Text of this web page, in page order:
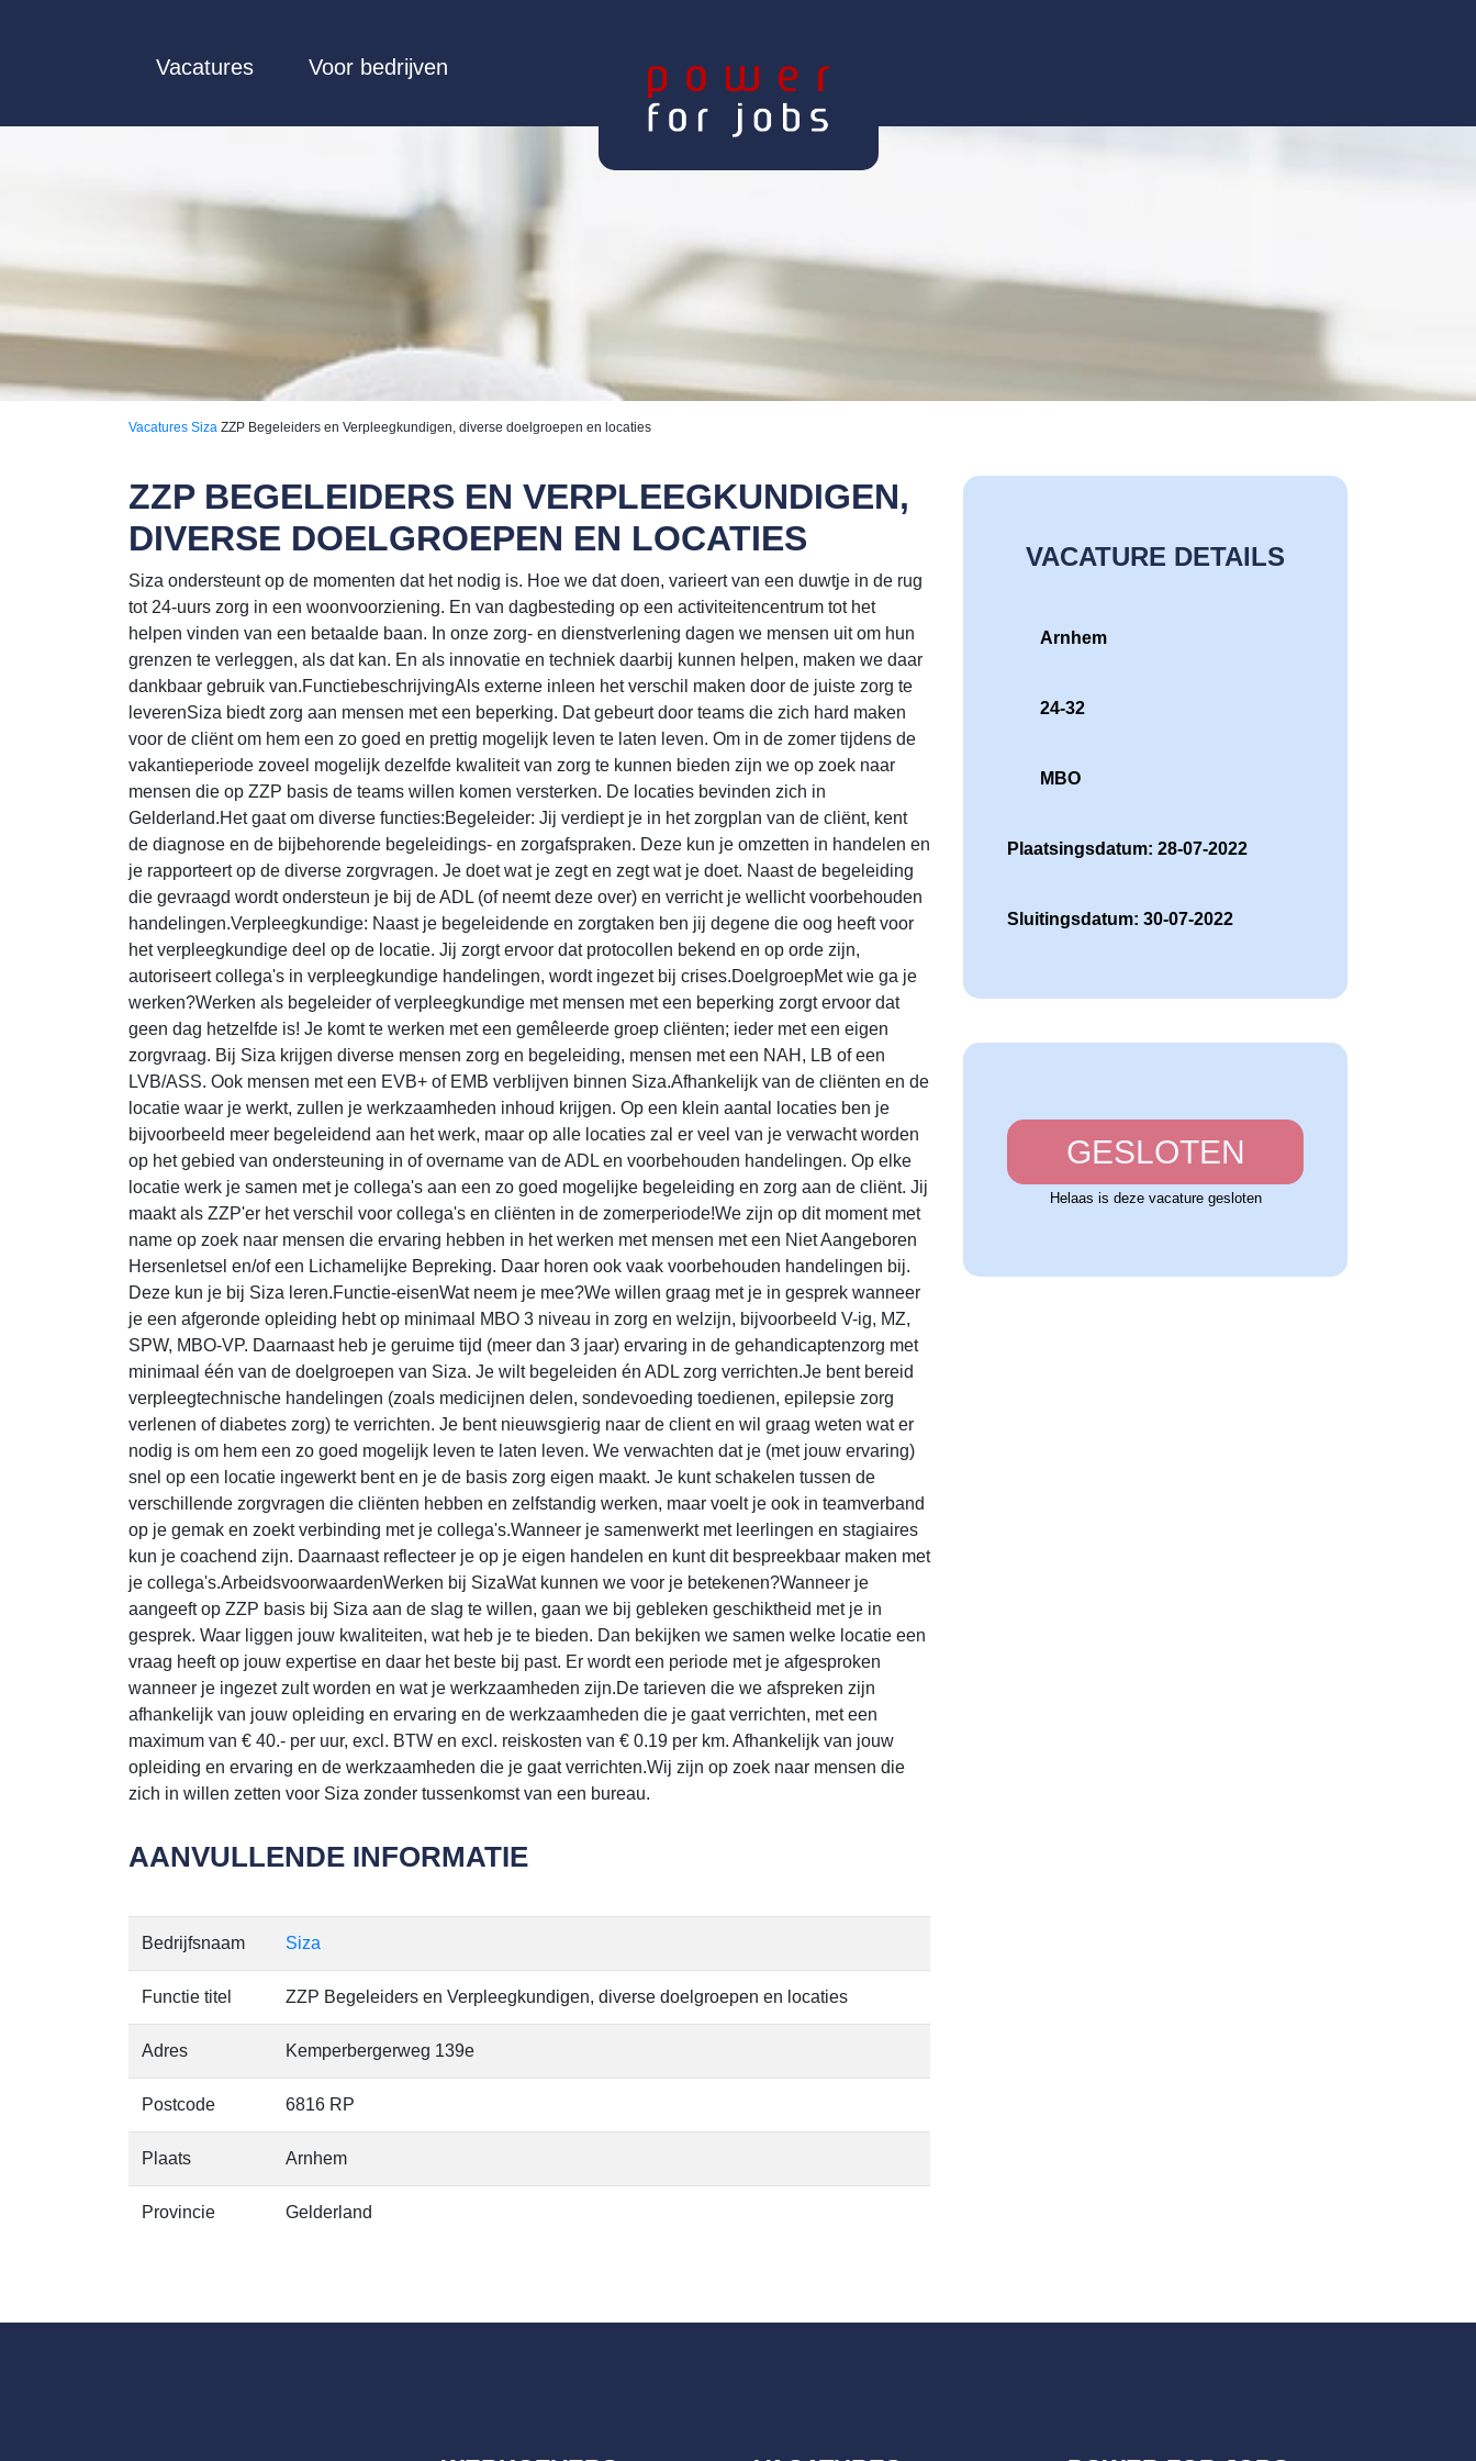
Vacatures Voor bedrijven
Vacatures Siza ZZP Begeleiders en Verpleegkundigen, diverse doelgroepen en locaties
ZZP BEGELEIDERS EN VERPLEEGKUNDIGEN,
DIVERSE DOELGROEPEN EN LOCATIES
Siza ondersteunt op de momenten dat het nodig is. Hoe we dat doen, varieert van een duwtje in de rug
tot 24-uurs zorg in een woonvoorziening. En van dagbesteding op een activiteitencentrum tot het
helpen vinden van een betaalde baan. In onze zorg- en dienstverlening dagen we mensen uit om hun
grenzen te verleggen, als dat kan. En als innovatie en techniek daarbij kunnen helpen, maken we daar
dankbaar gebruik van.FunctiebeschrijvingAls externe inleen het verschil maken door de juiste zorg te
leverenSiza biedt zorg aan mensen met een beperking. Dat gebeurt door teams die zich hard maken
voor de cliënt om hem een zo goed en prettig mogelijk leven te laten leven. Om in de zomer tijdens de
vakantieperiode zoveel mogelijk dezelfde kwaliteit van zorg te kunnen bieden zijn we op zoek naar
mensen die op ZZP basis de teams willen komen versterken. De locaties bevinden zich in
Gelderland.Het gaat om diverse functies:Begeleider: Jij verdiept je in het zorgplan van de cliënt, kent
de diagnose en de bijbehorende begeleidings- en zorgafspraken. Deze kun je omzetten in handelen en
je rapporteert op de diverse zorgvragen. Je doet wat je zegt en zegt wat je doet. Naast de begeleiding
die gevraagd wordt ondersteun je bij de ADL (of neemt deze over) en verricht je wellicht voorbehouden
handelingen.Verpleegkundige: Naast je begeleidende en zorgtaken ben jij degene die oog heeft voor
het verpleegkundige deel op de locatie. Jij zorgt ervoor dat protocollen bekend en op orde zijn,
autoriseert collega's in verpleegkundige handelingen, wordt ingezet bij crises.DoelgroepMet wie ga je
werken?Werken als begeleider of verpleegkundige met mensen met een beperking zorgt ervoor dat
geen dag hetzelfde is! Je komt te werken met een gemêleerde groep cliënten; ieder met een eigen
zorgvraag. Bij Siza krijgen diverse mensen zorg en begeleiding, mensen met een NAH, LB of een
LVB/ASS. Ook mensen met een EVB+ of EMB verblijven binnen Siza.Afhankelijk van de cliënten en de
locatie waar je werkt, zullen je werkzaamheden inhoud krijgen. Op een klein aantal locaties ben je
bijvoorbeeld meer begeleidend aan het werk, maar op alle locaties zal er veel van je verwacht worden
op het gebied van ondersteuning in of overname van de ADL en voorbehouden handelingen. Op elke
locatie werk je samen met je collega's aan een zo goed mogelijke begeleiding en zorg aan de cliënt. Jij
maakt als ZZP'er het verschil voor collega's en cliënten in de zomerperiode!We zijn op dit moment met
name op zoek naar mensen die ervaring hebben in het werken met mensen met een Niet Aangeboren
Hersenletsel en/of een Lichamelijke Bepreking. Daar horen ook vaak voorbehouden handelingen bij.
Deze kun je bij Siza leren.Functie-eisenWat neem je mee?We willen graag met je in gesprek wanneer
je een afgeronde opleiding hebt op minimaal MBO 3 niveau in zorg en welzijn, bijvoorbeeld V-ig, MZ,
SPW, MBO-VP. Daarnaast heb je geruime tijd (meer dan 3 jaar) ervaring in de gehandicaptenzorg met
minimaal één van de doelgroepen van Siza. Je wilt begeleiden én ADL zorg verrichten.Je bent bereid
verpleegtechnische handelingen (zoals medicijnen delen, sondevoeding toedienen, epilepsie zorg
verlenen of diabetes zorg) te verrichten. Je bent nieuwsgierig naar de client en wil graag weten wat er
nodig is om hem een zo goed mogelijk leven te laten leven. We verwachten dat je (met jouw ervaring)
snel op een locatie ingewerkt bent en je de basis zorg eigen maakt. Je kunt schakelen tussen de
verschillende zorgvragen die cliënten hebben en zelfstandig werken, maar voelt je ook in teamverband
op je gemak en zoekt verbinding met je collega's.Wanneer je samenwerkt met leerlingen en stagiaires
kun je coachend zijn. Daarnaast reflecteer je op je eigen handelen en kunt dit bespreekbaar maken met
je collega's.ArbeidsvoorwaardenWerken bij SizaWat kunnen we voor je betekenen?Wanneer je
aangeeft op ZZP basis bij Siza aan de slag te willen, gaan we bij gebleken geschiktheid met je in
gesprek. Waar liggen jouw kwaliteiten, wat heb je te bieden. Dan bekijken we samen welke locatie een
vraag heeft op jouw expertise en daar het beste bij past. Er wordt een periode met je afgesproken
wanneer je ingezet zult worden en wat je werkzaamheden zijn.De tarieven die we afspreken zijn
afhankelijk van jouw opleiding en ervaring en de werkzaamheden die je gaat verrichten, met een
maximum van € 40.- per uur, excl. BTW en excl. reiskosten van € 0.19 per km. Afhankelijk van jouw
opleiding en ervaring en de werkzaamheden die je gaat verrichten.Wij zijn op zoek naar mensen die
zich in willen zetten voor Siza zonder tussenkomst van een bureau.
AANVULLENDE INFORMATIE
Bedrijfsnaam Siza
Functie titel ZZP Begeleiders en Verpleegkundigen, diverse doelgroepen en locaties
Adres Kemperbergerweg 139e
Postcode 6816 RP
Plaats Arnhem
Provincie Gelderland
VACATURE DETAILS
Arnhem
24-32
MBO
Plaatsingsdatum: 28-07-2022
Sluitingsdatum: 30-07-2022
GESLOTEN
Helaas is deze vacature gesloten